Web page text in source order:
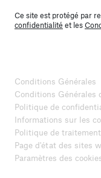
Ce site est protégé par
confidentialité et les
Conditions Générales
Conditions Générales
Politique de
Informations sur les
Politique de
Page d'état des sites
Paramètres des